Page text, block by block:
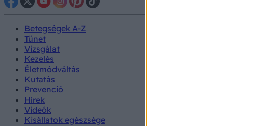
Betegségek A-Z
Tünet
Vizsgálat
Kezelés
Életmódváltás
Kutatás
Prevenció
Hírek
Videók
Kisállatok egészsége